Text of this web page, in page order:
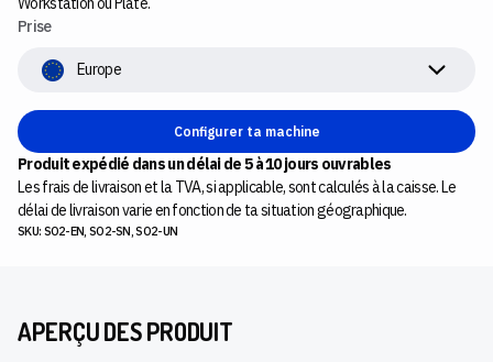
Prise
Europe
Configurer ta machine
Produit expédié dans un délai de 5 à 10 jours ouvrables
Les frais de livraison et la TVA, si applicable, sont calculés à la caisse. Le
délai de livraison varie en fonction de ta situation géographique.
SKU: SO2-EN, SO2-SN, SO2-UN
APERÇU DES PRODUIT